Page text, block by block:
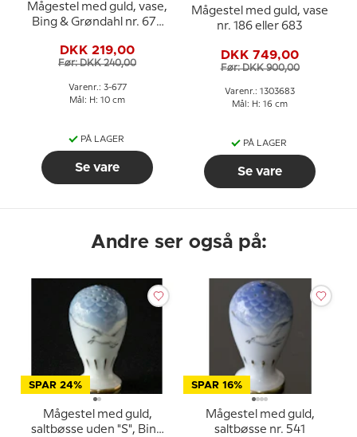
Mågestel med guld, vase,
Bing & Grøndahl nr. 677
DKK 219,00
Før: DKK 240,00
Varenr.: 3-677
Mål: H: 10 cm
PÅ LAGER
Se vare
Mågestel med guld, vase
nr. 186 eller 683
DKK 749,00
Før: DKK 900,00
Varenr.: 1303683
Mål: H: 16 cm
PÅ LAGER
Se vare
Andre ser også på:
SPAR 24%
Mågestel med guld,
saltbøsse uden "S", Bing
SPAR 16%
Mågestel med guld,
saltbøsse nr. 541